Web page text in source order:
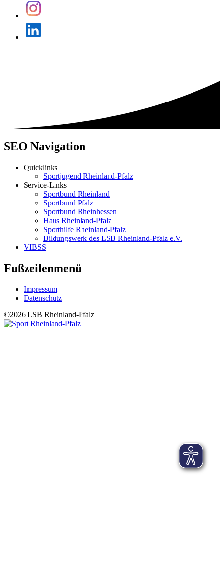
SEO Navigation
Quicklinks
Sportjugend Rheinland-Pfalz
Service-Links
Sportbund Rheinland
Sportbund Pfalz
Sportbund Rheinhessen
Haus Rheinland-Pfalz
Sporthilfe Rheinland-Pfalz
Bildungswerk des LSB Rheinland-Pfalz e.V.
VIBSS
Fußzeilenmenü
Impressum
Datenschutz
©2026 LSB Rheinland-Pfalz